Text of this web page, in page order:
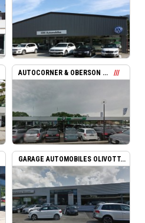
AUTOCORNER & OBERSON ...
GARAGE AUTOMOBILES OLIVOTT...